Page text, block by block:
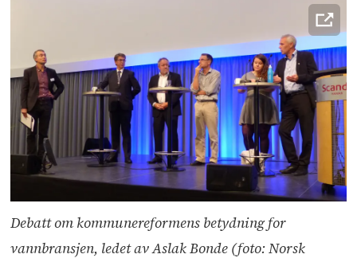
Debatt om kommunereformens betydning for
vannbransjen, ledet av Aslak Bonde (foto: Norsk